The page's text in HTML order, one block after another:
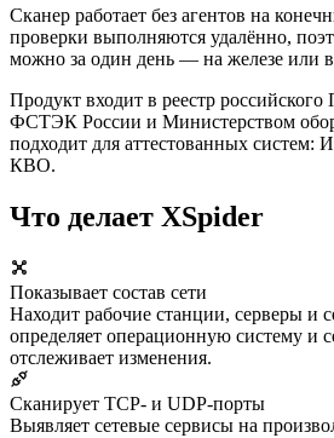
Сканер работает без агентов на
проверки выполняются удалённо,
можно за один день — на железе или в
Продукт входит в реестр
ФСТЭК России и Министерством
подходит для аттестованных
КВО.
Что делает XSpider
Показывает состав сети
Находит рабочие станции, серверы и
определяет операционную систему и
отслеживает изменения.
Сканирует TCP- и UDP-порты
Выявляет сетевые сервисы на